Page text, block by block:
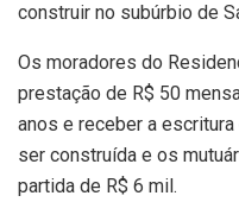
construir no subúrbio de
Os moradores do
prestação de R$ 50
anos e receber a
ser construída e os
partida de R$ 6 mil.